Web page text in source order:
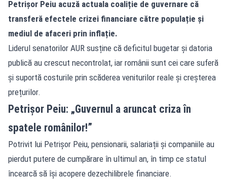
Petrișor Peiu acuză actuala coaliție de guvernare că
transferă efectele crizei financiare către populație și
mediul de afaceri prin inflație.
Liderul senatorilor AUR susține că deficitul bugetar și datoria
publică au crescut necontrolat, iar românii sunt cei care suferă
și suportă costurile prin scăderea veniturilor reale și creșterea
prețurilor.
Petrișor Peiu: „Guvernul a aruncat criza în
spatele românilor!”
Potrivit lui Petrișor Peiu, pensionarii, salariații și companiile au
pierdut putere de cumpărare în ultimul an, în timp ce statul
încearcă să își acopere dezechilibrele financiare.